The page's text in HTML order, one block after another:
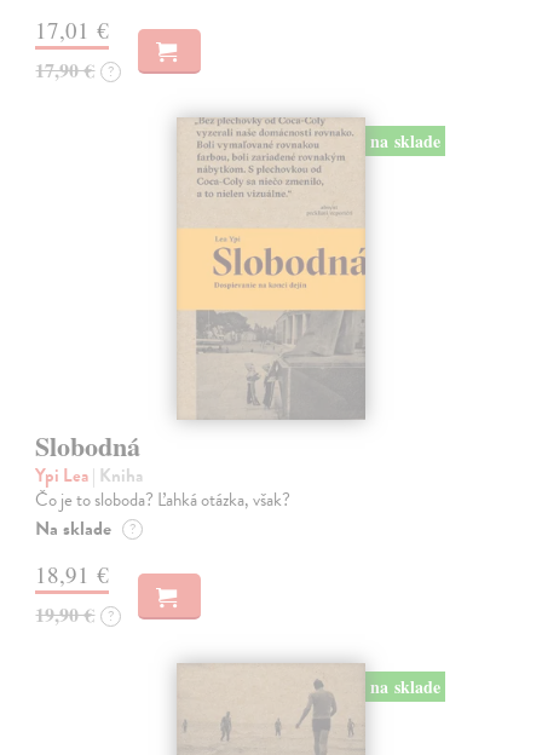
17,01 €
17,90 € ?
na sklade
Slobodná
Ypi Lea| Kniha
Čo je to sloboda? Ľahká otázka, však?
Na sklade ?
18,91 €
19,90 € ?
na sklade